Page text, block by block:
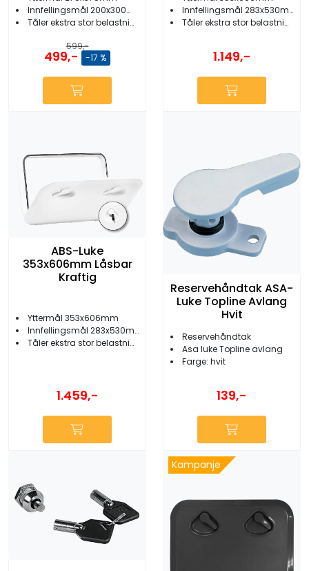
Innfellingsmål 200x300mm
Tåler ekstra stor belastning
599,-
499,- -17 %
Innfellingsmål 283x530mm
Tåler ekstra stor belastning
1.149,-
ABS-Luke
353x606mm Låsbar
Kraftig
Yttermål 353x606mm
Innfellingsmål 283x530mm
Tåler ekstra stor belastning
1.459,-
Reservehåndtak ASA-
Luke Topline Avlang
Hvit
Reservehåndtak
Asa luke Topline avlang
Farge: hvit
139,-
Kampanje